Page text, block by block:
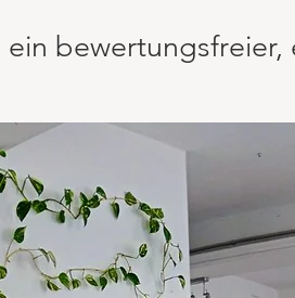
ein bewertungsfreier,